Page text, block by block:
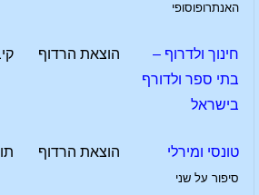
האנתרופוסופי
חינוך ולדרוף –
בתי ספר ולדורף
בישראל
הוצאת הרדוף
טונסי ומירלי
סיפור על שני
הוצאת הרדוף